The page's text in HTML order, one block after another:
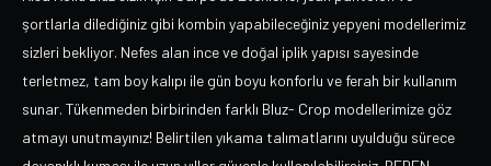
şortlarla dilediğiniz gibi kombin yapabileceğiniz yepyeni modellerimiz
sizleri bekliyor. Nefes alan ince ve doğal iplik yapısı sayesinde
terletmez, tam boy kalıpı ile gün boyu konforlu ve ferah bir kullanım
sunar. Tükenmeden birbirinden farklı Bluz- Crop modellerimize göz
atmayı unutmayınız! Belirtilen yıkama talımatlarını uyulduğu sürece